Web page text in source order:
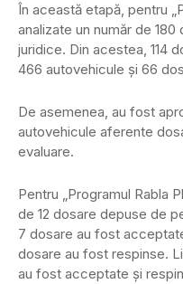
În această etapă, pentru
analizate un număr de
juridice. Din acestea, 114
466 autovehicule şi 66
De asemenea, au fost
autovehicule aferente
evaluare.
Pentru „Programul Rabla
de 12 dosare depuse de
7 dosare au fost
dosare au fost respinse.
au fost acceptate şi